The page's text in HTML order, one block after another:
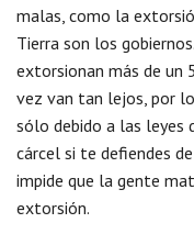
malas, como la
Tierra son los
extorsionan más de un
vez van tan lejos, por
sólo debido a las leyes
cárcel si te defiendes
impide que la gente
extorsión.